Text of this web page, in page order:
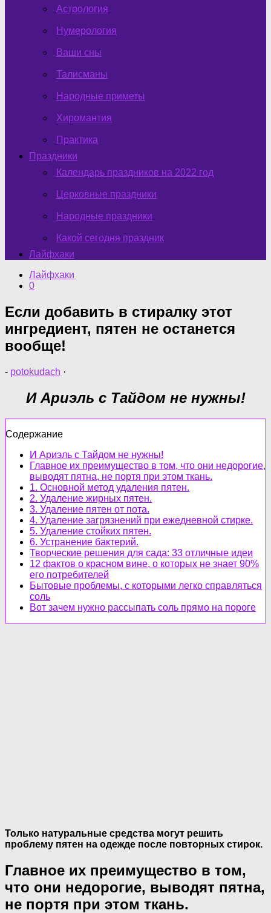
Астрология
Нумерология
Ваши сны
Талисманы
Народные приметы
Хиромантия
Практика
Праздники
Календарь праздников на 2022 год
Церковные праздники
Народные праздники
Какой сегодня праздник
Лайфхаки
Лайфхаки
0
Если добавить в стиралку этот
ингредиент, пятен не останется
вообще!
- potokudach ·
И Ариэль с Тайдом не нужны!
Содержание
И Ариэль с Тайдом не нужны!
Главное их преимущество в том, что они недорогие,
выводят пятна, не портя при этом ткань.
1. Основной метод удаления пятен.
2. Удаление жирных пятен.
3. Удаление пятен от пота.
4. Удаление загрязнений при ежедневной стирке.
5. Удаление стойких пятен.
6. Устранение бактерий.
Творческие решения для сада: 33 отличные идеи
12 фактов о красном вине, о которых не знает 90%
его потребителей
Бытовые проблемы, с которыми легко справляться
соль
Вот зачем нужно рассыпать соль прямо на пороге
Только натуральные средства могут решить
проблему пятен на одежде после повторных стирок.
Главное их преимущество в том,
что они недорогие, выводят пятна,
не портя при этом ткань.